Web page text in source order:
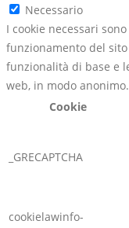
Necessario
I cookie necessari
funzionamento del
funzionalità di base e
web, in modo anonimo.
Cookie
_GRECAPTCHA
cookielawinfo-